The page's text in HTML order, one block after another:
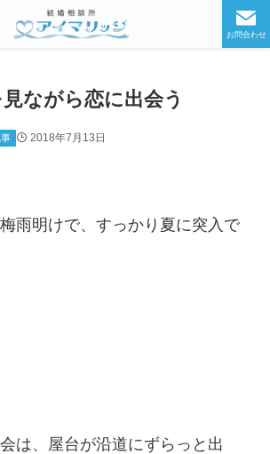
お問合わせ
ながら恋に出会う
2018年7月13日
雨明けで、すっかり夏に突入で
は、屋台が沿道にずらっと出